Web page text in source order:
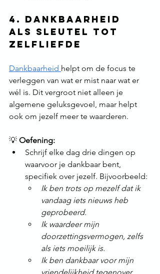
4. Dankbaarheid
als sleutel tot
zelfliefde
Dankbaarheid helpt om de focus te
verleggen van wat er mist naar wat er
wél is. Dit vergroot niet alleen je
algemene geluksgevoel, maar helpt
ook om jezelf meer te waarderen.
💡 Oefening:
Schrijf elke dag drie dingen op
waarvoor je dankbaar bent,
specifiek over jezelf. Bijvoorbeeld:
Ik ben trots op mezelf dat ik
vandaag iets nieuws heb
geprobeerd.
Ik waardeer mijn
doorzettingsvermogen, zelfs
als iets moeilijk is.
Ik ben dankbaar voor mijn